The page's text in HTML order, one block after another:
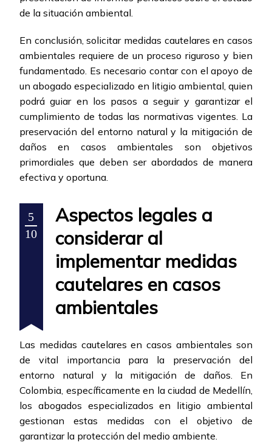
de la situación ambiental.
En conclusión, solicitar medidas cautelares en casos
ambientales requiere de un proceso riguroso y bien
fundamentado. Es necesario contar con el apoyo de
un abogado especializado en litigio ambiental, quien
podrá guiar en los pasos a seguir y garantizar el
cumplimiento de todas las normativas vigentes. La
preservación del entorno natural y la mitigación de
daños en casos ambientales son objetivos
primordiales que deben ser abordados de manera
efectiva y oportuna.
5
10
Aspectos legales a
considerar al
implementar medidas
cautelares en casos
ambientales
Las medidas cautelares en casos ambientales son
de vital importancia para la preservación del
entorno natural y la mitigación de daños. En
Colombia, específicamente en la ciudad de Medellín,
los abogados especializados en litigio ambiental
gestionan estas medidas con el objetivo de
garantizar la protección del medio ambiente.